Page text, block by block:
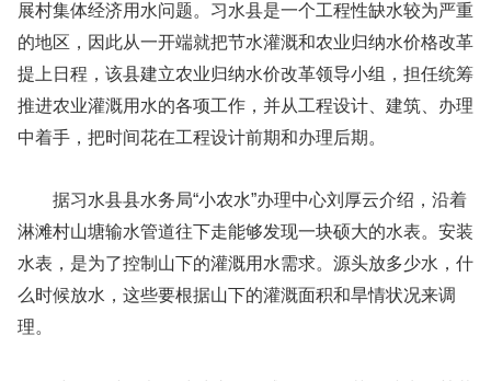
展村集体经济用水问题。习水县是一个工程性缺水较为严重
的地区，因此从一开端就把节水灌溉和农业归纳水价格改革
提上日程，该县建立农业归纳水价改革领导小组，担任统筹
推进农业灌溉用水的各项工作，并从工程设计、建筑、办理
中着手，把时间花在工程设计前期和办理后期。
据习水县县水务局“小农水”办理中心刘厚云介绍，沿着
淋滩村山塘输水管道往下走能够发现一块硕大的水表。安装
水表，是为了控制山下的灌溉用水需求。源头放多少水，什
么时候放水，这些要根据山下的灌溉面积和旱情状况来调
理。